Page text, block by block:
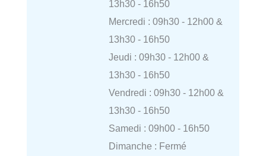
13h30 - 16h50
Mercredi : 09h30 - 12h00 &
13h30 - 16h50
Jeudi : 09h30 - 12h00 &
13h30 - 16h50
Vendredi : 09h30 - 12h00 &
13h30 - 16h50
Samedi : 09h00 - 16h50
Dimanche : Fermé